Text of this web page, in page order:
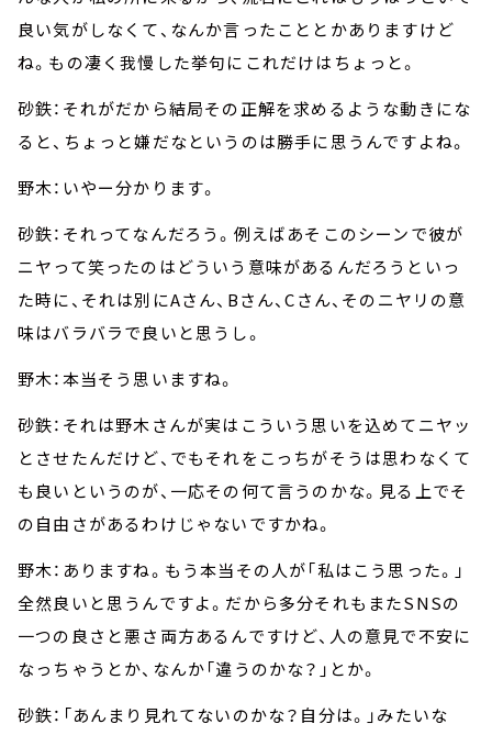
良い気がしなくて、なんか言ったこととかありますけど
ね。もの凄く我慢した挙句にこれだけはちょっと。
砂鉄：それがだから結局その正解を求めるような動きにな
ると、ちょっと嫌だなというのは勝手に思うんですよね。
野木：いやー分かります。
砂鉄：それってなんだろう。例えばあそこのシーンで彼が
ニヤって笑ったのはどういう意味があるんだろうといっ
た時に、それは別にAさん、Bさん、Cさん、そのニヤリの意
味はバラバラで良いと思うし。
野木：本当そう思いますね。
砂鉄：それは野木さんが実はこういう思いを込めてニヤッ
とさせたんだけど、でもそれをこっちがそうは思わなくて
も良いというのが、一応その何て言うのかな。見る上でそ
の自由さがあるわけじゃないですかね。
野木：ありますね。もう本当その人が「私はこう思った。」
全然良いと思うんですよ。だから多分それもまたSNSの
一つの良さと悪さ両方あるんですけど、人の意見で不安に
なっちゃうとか、なんか「違うのかな？」とか。
砂鉄：「あんまり見れてないのかな？自分は。」みたいな